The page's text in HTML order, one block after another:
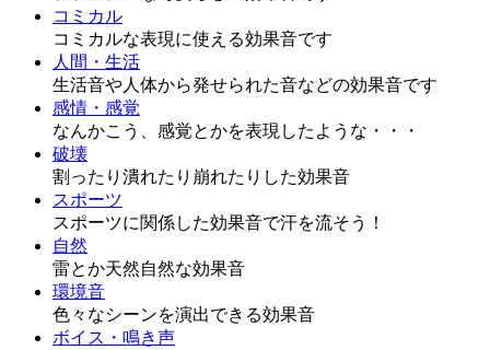
コミカル
コミカルな表現に使える効果音です
人間・生活
生活音や人体から発せられた音などの効果音です
感情・感覚
なんかこう、感覚とかを表現したような・・・
破壊
割ったり潰れたり崩れたりした効果音
スポーツ
スポーツに関係した効果音で汗を流そう！
自然
雷とか天然自然な効果音
環境音
色々なシーンを演出できる効果音
ボイス・鳴き声